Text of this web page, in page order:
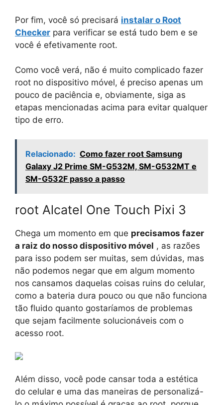
Por fim, você só precisará instalar o Root
Checker para verificar se está tudo bem e se
você é efetivamente root.
Como você verá, não é muito complicado fazer
root no dispositivo móvel, é preciso apenas um
pouco de paciência e, obviamente, siga as
etapas mencionadas acima para evitar qualquer
tipo de erro.
Relacionado: Como fazer root Samsung
Galaxy J2 Prime SM-G532M, SM-G532MT e
SM-G532F passo a passo
root Alcatel One Touch Pixi 3
Chega um momento em que precisamos fazer
a raiz do nosso dispositivo móvel , as razões
para isso podem ser muitas, sem dúvidas, mas
não podemos negar que em algum momento
nos cansamos daquelas coisas ruins do celular,
como a bateria dura pouco ou que não funciona
tão fluido quanto gostaríamos de problemas
que sejam facilmente solucionáveis ​​com o
acesso root.
Além disso, você pode cansar toda a estética
do celular e uma das maneiras de personalizá-